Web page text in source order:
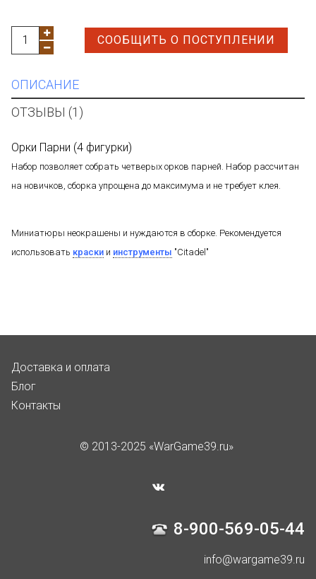
СООБЩИТЬ О ПОСТУПЛЕНИИ
ОПИСАНИЕ
ОТЗЫВЫ (1)
Орки Парни (4 фигурки)
Набор позволяет собрать четверых орков парней. Набор рассчитан
на новичков, сборка упрощена до максимума и не требует клея.
Миниатюры неокрашены и нуждаются в сборке. Рекомендуется
использовать краски и инструменты "Citadel"
Доставка и оплата
Блог
Контакты
© 2013-2025 «WarGame39.ru»
8-900-569-05-44
info@wargame39.ru